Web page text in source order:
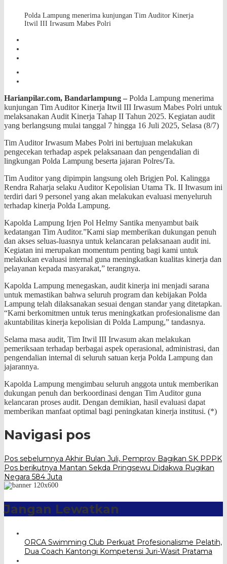
Polda Lampung menerima kunjungan Tim Auditor Kinerja
Itwil III Irwasum Mabes Polri
Harianpilar.com, Bandarlampung – Polda Lampung menerima
kunjungan Tim Auditor Kinerja Itwil III Irwasum Mabes Polri untuk
melaksanakan Audit Kinerja Tahap II Tahun 2025. Kegiatan audit
yang berlangsung mulai tanggal 7 hingga 16 Juli 2025, Selasa (8/7)
Tim Auditor Irwasum Mabes Polri ini bertujuan melakukan
pengecekan terhadap aspek pelaksanaan dan pengendalian di
lingkungan Polda Lampung beserta jajaran Polres/Ta.
Tim Auditor yang dipimpin langsung oleh Brigjen Pol. Kalingga
Rendra Raharja selaku Auditor Kepolisian Utama Tk. II Itwasum ini
terdiri dari 9 personel yang akan melakukan evaluasi menyeluruh
terhadap kinerja Polda Lampung.
Kapolda Lampung Irjen Pol Helmy Santika menyambut baik
kedatangan Tim Auditor.”Kami siap memberikan dukungan penuh
dan akses seluas-luasnya untuk kelancaran pelaksanaan audit ini.
Kegiatan ini merupakan momentum penting bagi kami untuk
melakukan evaluasi internal guna meningkatkan kualitas kinerja dan
pelayanan kepada masyarakat,” terangnya.
Kapolda Lampung menegaskan, audit kinerja ini menjadi sarana
untuk memastikan bahwa seluruh program dan kebijakan Polda
Lampung telah dilaksanakan sesuai dengan standar yang ditetapkan.
“Kami berkomitmen untuk terus meningkatkan profesionalisme dan
akuntabilitas kinerja kepolisian di Polda Lampung,” tandasnya.
Selama masa audit, Tim Itwil III Irwasum akan melakukan
pemeriksaan terhadap berbagai aspek operasional, administrasi, dan
pengendalian internal di seluruh satuan kerja Polda Lampung dan
jajarannya.
Kapolda Lampung mengimbau seluruh anggota untuk memberikan
dukungan penuh dan berkoordinasi dengan Tim Auditor guna
kelancaran proses audit. Dengan demikian, hasil evaluasi dapat
memberikan manfaat optimal bagi peningkatan kinerja institusi. (*)
Navigasi pos
Pos sebelumnya Akhir Bulan Juli, Pemprov Bagikan SK PPPK
Pos berikutnya Mantan Sekda Pringsewu Didakwa Rugikan
Negara 584 Juta
Jangan Lewatkan
ORCA Swimming Club Perkuat Profesionalisme Pelatih,
Dua Coach Kantongi Kompetensi Juri-Wasit Pratama